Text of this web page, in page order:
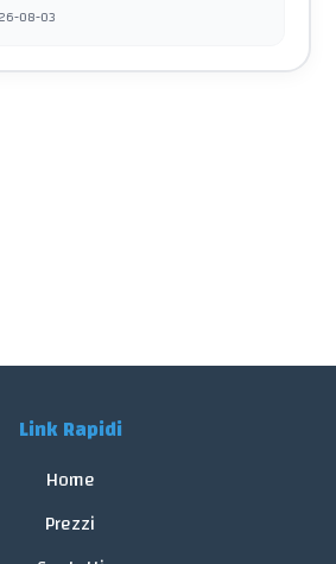
08-03
Link Rapidi
Home
Prezzi